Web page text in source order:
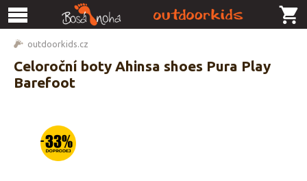
outdoorkids.cz
Celoroční boty Ahinsa shoes Pura Play
Barefoot